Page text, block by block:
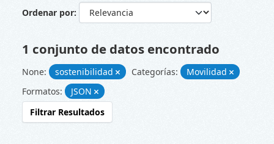
Ordenar por
1 conjunto de datos encontrado
None: sostenibilidad Categorías:
Movilidad
Formatos:
JSON
Filtrar Resultados